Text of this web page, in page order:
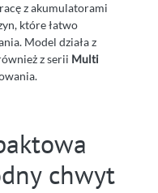
z akumulatorami
które łatwo
Model działa z
z serii Multi
chwyt